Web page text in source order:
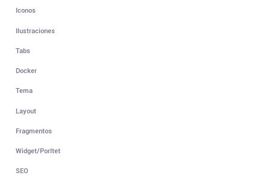
Iconos
Ilustraciones
Tabs
Docker
Tema
Layout
Fragmentos
Widget/Porltet
SEO